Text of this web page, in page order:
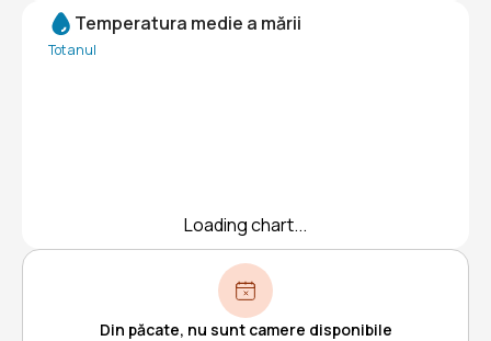
Temperatura medie a mării
Tot anul
Loading chart...
Din păcate, nu sunt camere disponibile